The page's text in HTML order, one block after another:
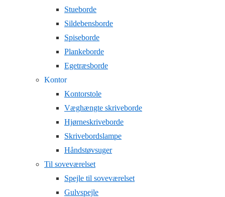
Stueborde
Sildebensborde
Spiseborde
Plankeborde
Egetræsborde
Kontor
Kontorstole
Væghængte skriveborde
Hjørneskriveborde
Skrivebordslampe
Håndstøvsuger
Til soveværelset
Spejle til soveværelset
Gulvspejle